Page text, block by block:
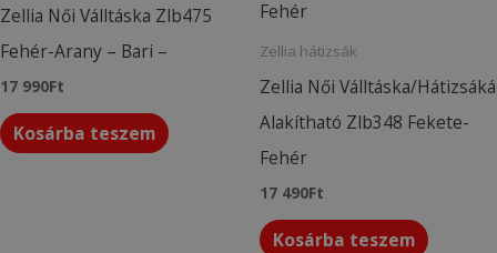
Zellia Női Válltáska Zlb475
Fehér-Arany – Bari –
17 990Ft
Kosárba teszem
Zellia hátizsák
Zellia Női Válltáska/Hátizsáká
Alakítható Zlb348 Fekete-
Fehér
17 490Ft
Kosárba teszem